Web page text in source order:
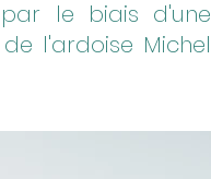
par le biais d'une
l'ardoise Michel